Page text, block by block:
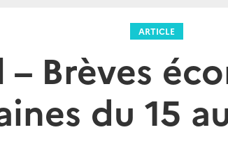
ARTICLE
– Brèves
du 15